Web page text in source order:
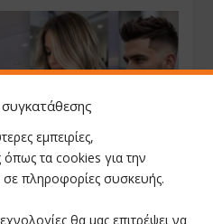
συγκατάθεσης
εμπειρίες,
όπως τα cookies για την
πληροφορίες συσκευής.
θα μας επιτρέψει να